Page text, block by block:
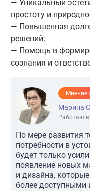
— Уникальный
простоту и
— Повышенная
решений;
— Помощь в
сознания и
Мнение
Марина
Работаю в
По мере развития
потребности в
будет только
появление новых
и дизайна,
более доступными